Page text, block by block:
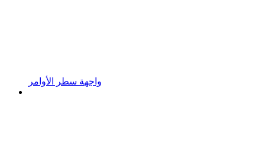
واجهة سطر الأوامر